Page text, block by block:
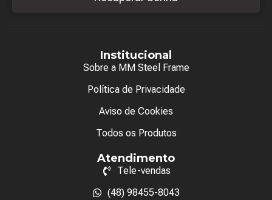
Institucional
Sobre a MM Steel Frame
Política de Privacidade
Aviso de Cookies
Todos os Produtos
Atendimento
Tele-vendas
(48) 98455-8043